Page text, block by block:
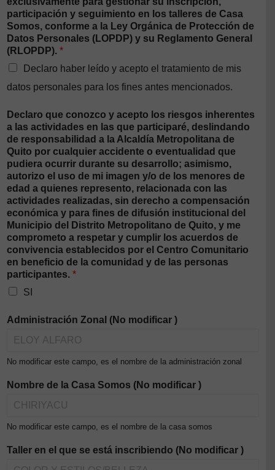
participación y seguimiento en los talleres de Casa
Somos, conforme a la Ley Orgánica de Protección de
Datos Personales (LOPDP) y su Reglamento General
(RLOPDP). *
Declaro haber leído y acepto el tratamiento de mis
datos personales para los fines antes mencionados.
Declaro que conozco y acepto los riesgos inherentes
a las actividades en las que participaré, deslindando
de responsabilidad a la Alcaldía Metropolitana de
Quito por cualquier accidente o eventualidad que
pudiera ocurrir durante su desarrollo; asimismo,
autorizo el uso de mi imagen y/o de los menores de
edad a quienes represento, relacionada con las
actividades realizadas, sin derecho a compensación
económica y para fines de difusión institucional del
Municipio del Distrito Metropolitano de Quito, y me
comprometo a respetar y cumplir los acuerdos de
convivencia establecidos por el Centro Comunitario
en beneficio de la comunidad y de las personas
participantes. *
SI
Administración Zonal (No modificar )
No modificar este campo, es el nombre de la administración zonal
Nombre de la Casa Somos (No modificar )
No modificar este campo, es el nombre de la casa somos
Taller en el que se está inscribiendo (No modificar )